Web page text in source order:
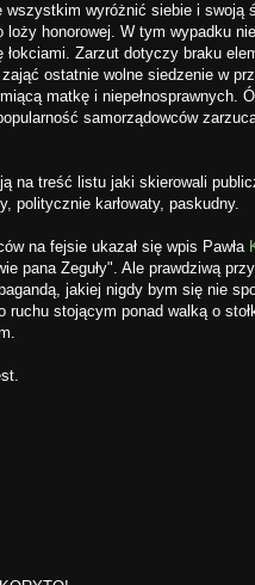
wszystkim wyróżnić siebie i swoją
honorowej. W tym wypadku
Zarzut dotyczy braku
ostatnie wolne siedzenie w
matkę i niepełnosprawnych.
samorządowców
na treść listu jaki skierowali
politycznie karłowaty, paskudny.
na fejsie ukazał się wpis Pawła
pana Zeguły". Ale prawdziwą
jakiej nigdy bym się nie
stojącym ponad walką o